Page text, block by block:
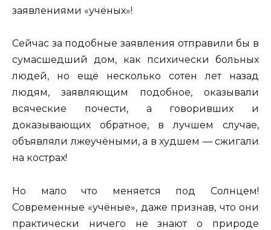
заявлениями «учёных»!
Сейчас за подобные заявления отправили бы в
сумасшедший дом, как психически больных
людей, но ещё несколько сотен лет назад
людям, заявляющим подобное, оказывали
всяческие почести, а говоривших и
доказывающих обратное, в лучшем случае,
объявляли лжеучёными, а в худшем — сжигали
на кострах!
Но мало что меняется под Солнцем!
Современные «учёные», даже признав, что они
практически ничего не знают о природе